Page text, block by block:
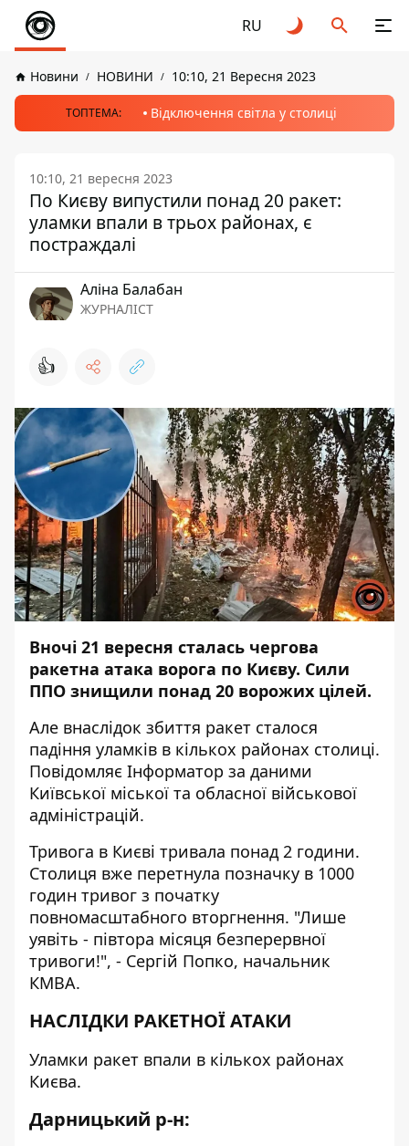
RU
Новини НОВИНИ 10:10, 21 Вересня 2023
ТОПТЕМА: Відключення світла у столиці
10:10, 21 вересня 2023
По Києву випустили понад 20 ракет:
уламки впали в трьох районах, є
постраждалі
Аліна Балабан
ЖУРНАЛІСТ
👍
Вночі 21 вересня сталась чергова
ракетна атака ворога по Києву. Сили
ППО знищили понад 20 ворожих цілей.
Але внаслідок збиття ракет сталося
падіння уламків в кількох районах столиці.
Повідомляє Інформатор за даними
Київської міської та обласної військової
адміністрацій.
Тривога в Києві тривала понад 2 години.
Столиця вже перетнула позначку в 1000
годин тривог з початку
повномасштабного вторгнення. "Лише
уявіть - півтора місяця безперервної
тривоги!", - Сергій Попко, начальник
КМВА.
НАСЛІДКИ РАКЕТНОЇ АТАКИ
Уламки ракет впали в кількох районах
Києва.
Дарницький р-н: